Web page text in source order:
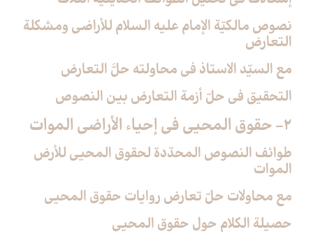
نصوص مالكيّة الإمام عليه السلام للأراضي ومشكلة
التعارض
مع السيّد الاستاذ في محاولته حلَّ التعارض
التحقيق في حلّ أزمة التعارض بين النصوص
2- حقوق المحيي في إحياء الأراضي الموات‏
طوائف النصوص المحدّدة لحقوق المحيي للأرض
الموات
مع محاولات حلّ تعارض روايات حقوق المحيي
حصيلة الكلام حول حقوق المحيي